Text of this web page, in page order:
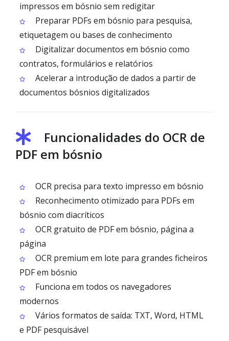
impressos em bósnio sem redigitar
Preparar PDFs em bósnio para pesquisa,
etiquetagem ou bases de conhecimento
Digitalizar documentos em bósnio como
contratos, formulários e relatórios
Acelerar a introdução de dados a partir de
documentos bósnios digitalizados
Funcionalidades do OCR de
PDF em bósnio
OCR precisa para texto impresso em bósnio
Reconhecimento otimizado para PDFs em
bósnio com diacríticos
OCR gratuito de PDF em bósnio, página a
página
OCR premium em lote para grandes ficheiros
PDF em bósnio
Funciona em todos os navegadores
modernos
Vários formatos de saída: TXT, Word, HTML
e PDF pesquisável